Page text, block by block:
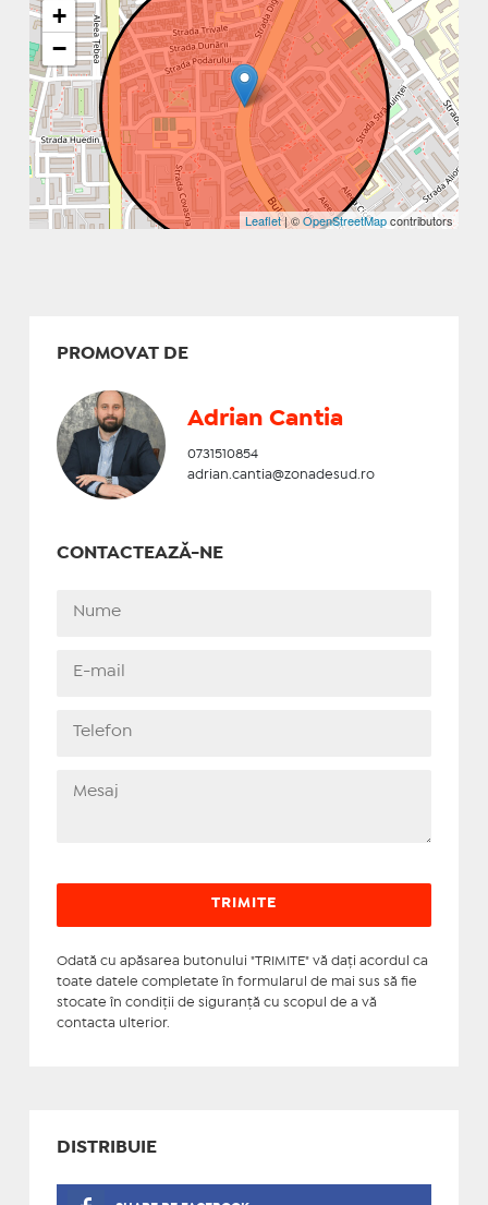
+
−
Leaflet| ©OpenStreetMapcontributors
PROMOVAT DE
Adrian Cantia
0731510854
adrian.cantia@zonadesud.ro
CONTACTEAZĂ-NE
Odată cu apăsarea butonului "TRIMITE" vă daţi acordul ca
toate datele completate în formularul de mai sus să fie
stocate în condiţii de siguranţă cu scopul de a vă
contacta ulterior.
DISTRIBUIE